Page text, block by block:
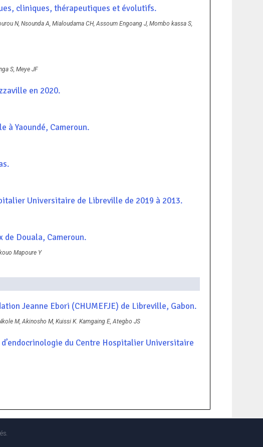
cliniques, thérapeutiques et évolutifs.
N, Nsounda A, Mialoudama CH, Assoum Engoang J, Mombo kassa S,
S, Meye JF
en 2020.
à Yaoundé, Cameroun.
Universitaire de Libreville de 2019 à 2013.
Douala, Cameroun.
Mapoure Y
Jeanne Ebori (CHUMEFJE) de Libreville, Gabon.
M, Akinosho M, Kuissi K. Kamgaing E, Ategbo JS
du Centre Hospitalier Universitaire